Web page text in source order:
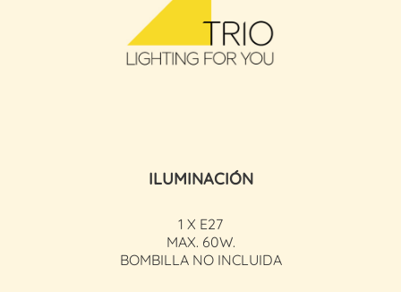
ILUMINACIÓN
1 X E27
MAX. 60W.
BOMBILLA NO INCLUIDA